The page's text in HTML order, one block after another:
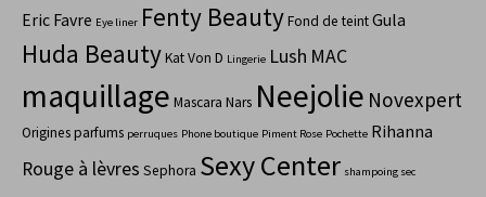
Eric Favre Eye liner Fenty BeautyFond de teintGula
Huda BeautyKat Von D Lingerie Lush MAC
maquillage Mascara Nars Neejolie Novexpert
Origines parfums perruques Phone boutique Piment Rose Pochette Rihanna
Rouge à lèvres Sephora Sexy Center shampoing sec